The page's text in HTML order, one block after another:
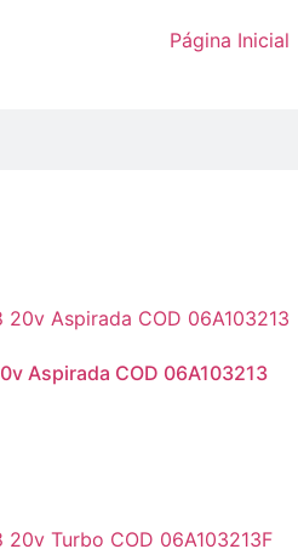
Página Inicial
Aspirada COD 06A103213